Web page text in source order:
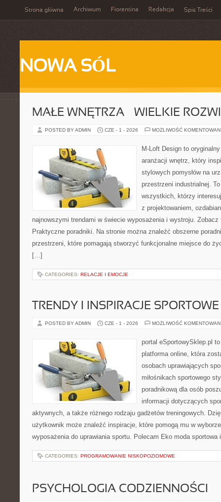
Strona główna Archiwum Fiorentina Redakcja Spis Treści
NOWA SÓL
MAŁE WNĘTRZA – WIELKIE
POSTED BY ADMIN CZE - 1 - 2026 MOŻLIWOŚĆ
M-Loft Design to
aranżacji wnętrz, który
stylowych pomysłów na
przestrzeni industrialnej.
wszystkich, którzy
z projektowaniem,
najnowszymi trendami w świecie wyposażenia i wystroju. Zobacz
Praktyczne poradniki. Na stronie można znaleźć obszerne
przestrzeni, które pomagają stworzyć funkcjonalne miejsce do
[…]
CATEGORIES: RELACJE I EMOCJE
TRENDY I INSPIRACJE SPORTOWE
POSTED BY ADMIN CZE - 1 - 2026 MOŻLIWOŚĆ
portal eSportowySklep.pl
platforma online, która
osobach uprawiających
miłośnikach sportowego
poradnikową dla osób
informacji dotyczących
aktywnych, a także różnego rodzaju gadżetów treningowych.
użytkownik może znaleźć inspiracje, które pomogą mu w
wyposażenia do uprawiania sportu. Polecam Eko moda
CATEGORIES: PROGRAMOWANIE NISKOPOZIOMOWE
PSYCHOLOGIA CODZIENNOŚCI